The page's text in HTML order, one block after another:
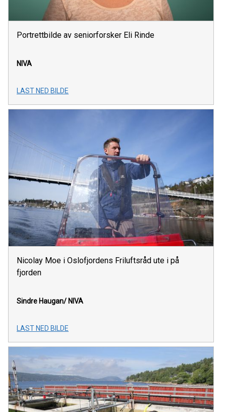
Portrettbilde av seniorforsker Eli Rinde
NIVA
LAST NED BILDE
Nicolay Moe i Oslofjordens Friluftsråd ute i på
fjorden
Sindre Haugan/ NIVA
LAST NED BILDE